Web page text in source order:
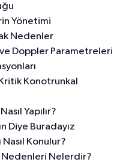
Yönetimi
Nedenler
Doppler Parametreleri
Konotrunkal
Yapılır?
Diye Buradayız
Konulur?
Nedenleri Nelerdir?